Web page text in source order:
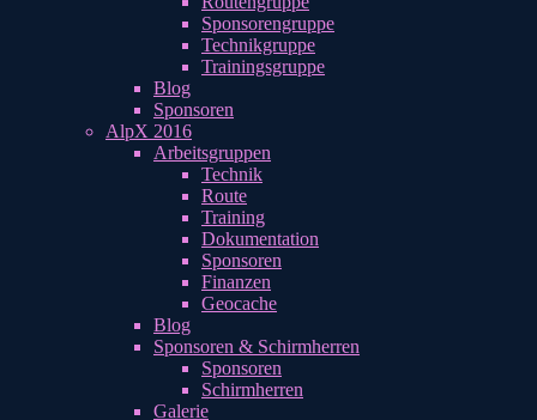
Sponsorengruppe
Technikgruppe
Trainingsgruppe
Blog
Sponsoren
AlpX 2016
Arbeitsgruppen
Technik
Route
Training
Dokumentation
Sponsoren
Finanzen
Geocache
Blog
Sponsoren & Schirmherren
Sponsoren
Schirmherren
Galerie